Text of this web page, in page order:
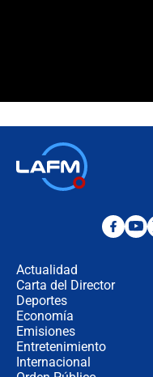
Actualidad
Carta del Director
Deportes
Economía
Emisiones
Entretenimiento
Internacional